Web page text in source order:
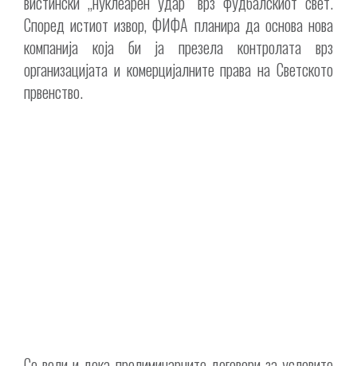
Според истиот извор, ФИФА планира да основа нова
компанија која би ја презела контролата врз
организацијата и комерцијалните права на Светското
првенство.